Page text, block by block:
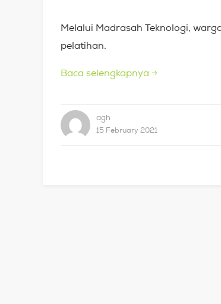
Melalui Madrasah Teknologi,
pelatihan.
Baca selengkapnya →
agh
15 February 2021